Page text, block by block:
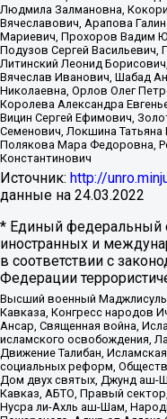
Людмила Залмановна,
Вячеславович, Арапова
Мариевич, Прохоров Вадим
Подузов Сергей Васильевич,
Литинский Леонид
Вячеслав Иванович, Шабад
Николаевна, Орлов Олег
Королева Александра
Вицин Сергей Ефимович,
Семенович, Локшина
Полякова Мара Федоровна,
Константинович
Источник: http://
данные на 24.03.2022
* Единый федеральный
иностранных и
в соответствии с
Федерации
Высший военный
Кавказа, Конгресс народов
Ансар, Священная война,
исламского освобождения,
Движение Талибан,
социальных реформ,
Дом двух святых, Джунд аш-
Кавказ, АБТО, Правый
Нусра ли-Ахль аш-Шам,